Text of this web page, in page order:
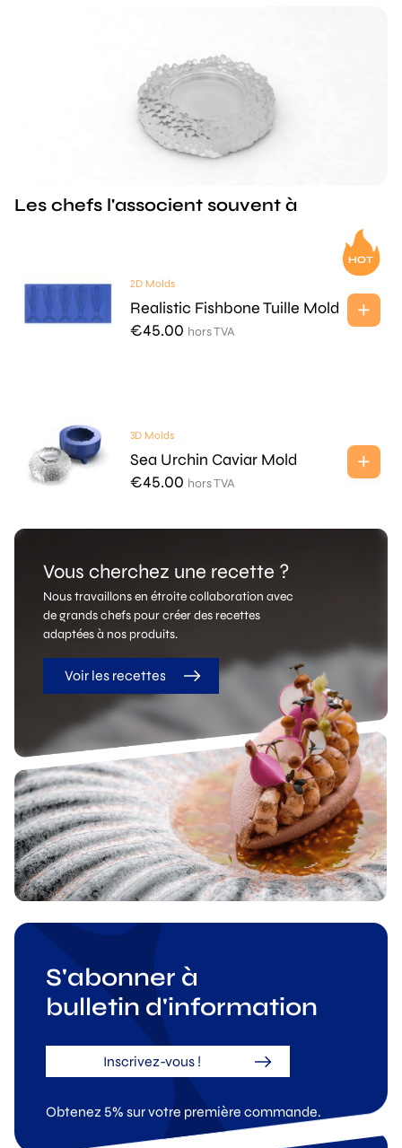
Les chefs l'associent souvent à
2D Molds
Realistic Fishbone Tuille Mold
€45.00 hors TVA
3D Molds
Sea Urchin Caviar Mold
€45.00 hors TVA
Vous cherchez une recette ?
Nous travaillons en étroite collaboration avec
de grands chefs pour créer des recettes
adaptées à nos produits.
Voir les recettes
S'abonner à
bulletin d'information
Inscrivez-vous !
Obtenez 5% sur votre première commande.